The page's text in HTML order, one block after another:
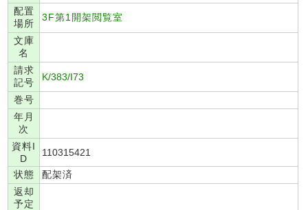
配置
場所
3F第1開架閲覧室
文庫
名
請求
記号
K/383/I73
巻号
年月
次
資料I
D
110315421
状態
配架済
返却
予定